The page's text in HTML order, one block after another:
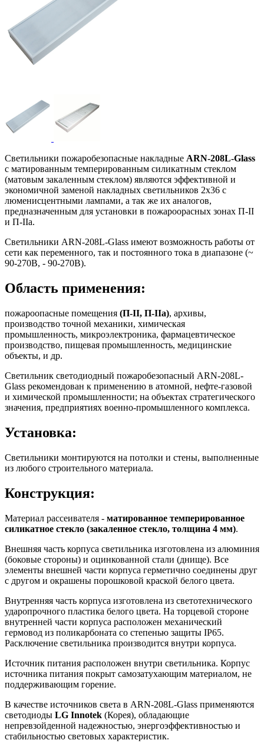
Светильники пожаробезопасные накладные ARN-208L-Glass
с матированным темперированным силикатным стеклом
(матовым закаленным стеклом) являются эффективной и
экономичной заменой накладных светильников 2x36 с
люменисцентными лампами, а так же их аналогов,
предназначенным для установки в пожароорасных зонах П-II
и П-IIа.
Светильники ARN-208L-Glass имеют возможность работы от
сети как переменного, так и постоянного тока в диапазоне (~
90-270В, - 90-270В).
Область применения:
пожароопасные помещения (П-II, П-IIа), архивы,
производство точной механики, химическая
промышленность, микроэлектроника, фармацевтическое
производство, пищевая промышленность, медицинские
объекты, и др.
Светильник светодиодный пожаробезопасный ARN-208L-
Glass рекомендован к применению в атомной, нефте-газовой
и химической промышленности; на объектах стратегического
значения, предприятиях военно-промышленного комплекса.
Установка:
Светильники монтируются на потолки и стены, выполненные
из любого строительного материала.
Конструкция:
Материал рассеивателя - матированное темперированное
силикатное стекло (закаленное стекло, толщина 4 мм).
Внешняя часть корпуса светильника изготовлена из алюминия
(боковые стороны) и оцинкованной стали (днище). Все
элементы внешней части корпуса герметично соединены друг
с другом и окрашены порошковой краской белого цвета.
Внутренняя часть корпуса изготовлена из светотехнического
ударопрочного пластика белого цвета. На торцевой стороне
внутренней части корпуса расположен механический
гермовод из поликарбоната со степенью защиты IP65.
Расключение светильника производится внутри корпуса.
Источник питания расположен внутри светильника. Корпус
источника питания покрыт самозатухающим материалом, не
поддерживающим горение.
В качестве источников света в ARN-208L-Glass применяются
светодиоды LG Innotek (Корея), обладающие
непревзойденной надежностью, энергоэффективностью и
стабильностью световых характеристик.